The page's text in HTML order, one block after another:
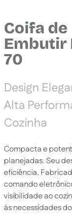
Coifa de
Embutir
70
Design
Alta
Cozinha
Compacta e
planejadas. Seu
eficiência.
comando
visibilidade ao
às necessidades